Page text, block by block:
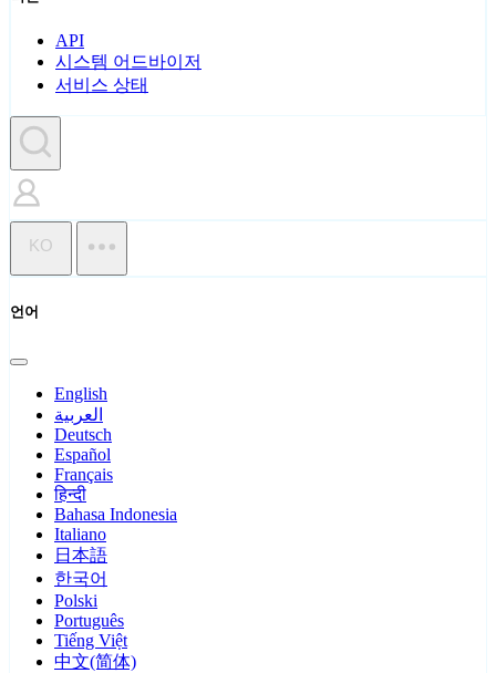
API
시스템 어드바이저
서비스 상태
KO
언어
English
العربية
Deutsch
Español
Français
हिन्दी
Bahasa Indonesia
Italiano
日本語
한국어
Polski
Português
Tiếng Việt
中文(简体)